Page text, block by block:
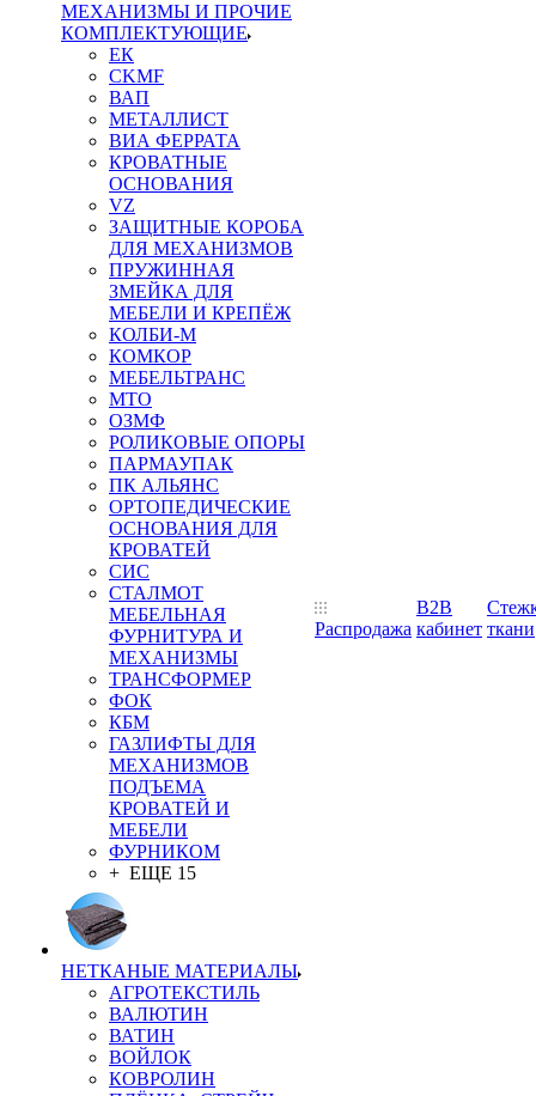
МЕХАНИЗМЫ И ПРОЧИЕ
КОМПЛЕКТУЮЩИЕ
ЕК
CKMF
ВАП
МЕТАЛЛИСТ
ВИА ФЕРРАТА
КРОВАТНЫЕ
ОСНОВАНИЯ
VZ
ЗАЩИТНЫЕ КОРОБА
ДЛЯ МЕХАНИЗМОВ
ПРУЖИННАЯ
ЗМЕЙКА ДЛЯ
МЕБЕЛИ И КРЕПЁЖ
КОЛБИ-М
КОМКОР
МЕБЕЛЬТРАНС
MTO
ОЗМФ
РОЛИКОВЫЕ ОПОРЫ
ПАРМАУПАК
ПК АЛЬЯНС
ОРТОПЕДИЧЕСКИЕ
ОСНОВАНИЯ ДЛЯ
КРОВАТЕЙ
СИС
СТАЛМОТ
МЕБЕЛЬНАЯ
ФУРНИТУРА И
МЕХАНИЗМЫ
ТРАНСФОРМЕР
ФОК
КБМ
ГАЗЛИФТЫ ДЛЯ
МЕХАНИЗМОВ
ПОДЪЕМА
КРОВАТЕЙ И
МЕБЕЛИ
ФУРНИКОМ
+ ЕЩЕ 15
НЕТКАНЫЕ МАТЕРИАЛЫ
АГРОТЕКСТИЛЬ
ВАЛЮТИН
ВАТИН
ВОЙЛОК
КОВРОЛИН
Распродажа
B2B
кабинет ткани